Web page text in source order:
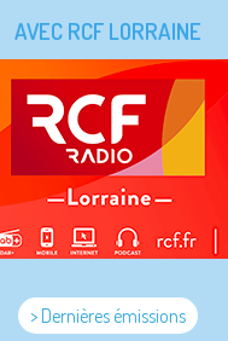
AVEC RCF LORRAINE
> Dernières émissions